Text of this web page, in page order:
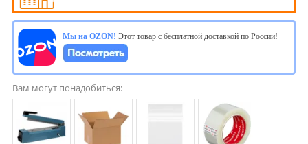
Мы на OZON! Этот товар с бесплатной доставкой по России!
Вам могут понадобиться: